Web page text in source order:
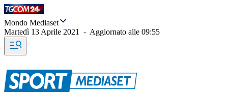
Mondo Mediaset
Martedì 13 Aprile 2021
- Aggiornato alle 09:55